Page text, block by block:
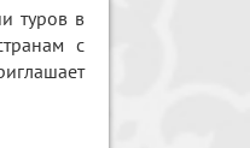
туров в
с